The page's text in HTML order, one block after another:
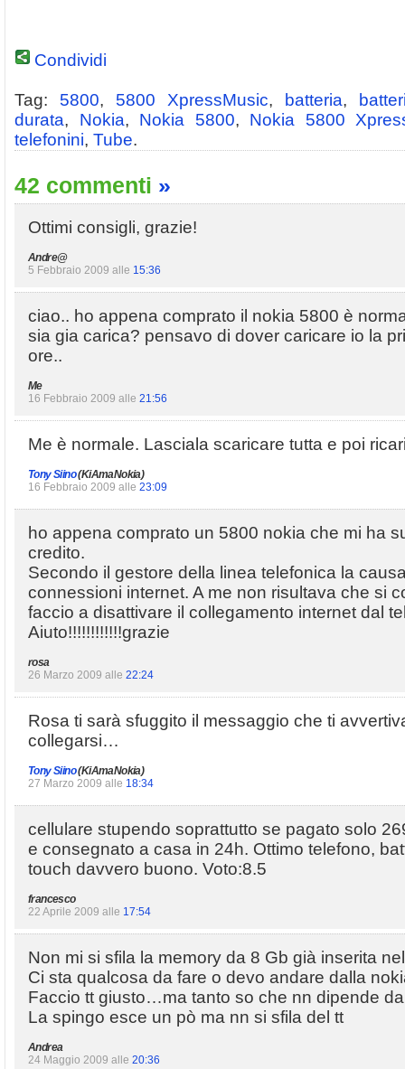
Condividi
Tag: 5800, 5800 XpressMusic, batteria,
durata, Nokia, Nokia 5800, Nokia 5800
telefonini, Tube.
42 commenti »
Ottimi consigli, grazie!
Andre@
5 Febbraio 2009 alle 15:36
ciao.. ho appena comprato il nokia 5800 è
sia gia carica? pensavo di dover caricare io la
ore..
Me
16 Febbraio 2009 alle 21:56
Me è normale. Lasciala scaricare tutta e poi
Tony Siino(KiAmaNokia)
16 Febbraio 2009 alle 23:09
ho appena comprato un 5800 nokia che mi ha
credito.
Secondo il gestore della linea telefonica la
connessioni internet. A me non risultava che si
faccio a disattivare il collegamento internet dal
Aiuto!!!!!!!!!!!!grazie
rosa
26 Marzo 2009 alle 22:24
Rosa ti sarà sfuggito il messaggio che ti
collegarsi…
Tony Siino(KiAmaNokia)
27 Marzo 2009 alle 18:34
cellulare stupendo soprattutto se pagato solo
e consegnato a casa in 24h. Ottimo telefono,
touch davvero buono. Voto:8.5
francesco
22 Aprile 2009 alle 17:54
Non mi si sfila la memory da 8 Gb già inserita
Ci sta qualcosa da fare o devo andare dalla
Faccio tt giusto…ma tanto so che nn dipende
La spingo esce un pò ma nn si sfila del tt
Andrea
24 Maggio 2009 alle 20:36